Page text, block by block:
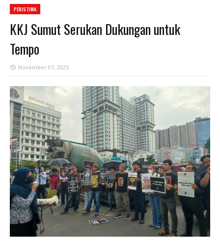
PERISTIWA
KKJ Sumut Serukan Dukungan untuk
Tempo
November 07, 2025